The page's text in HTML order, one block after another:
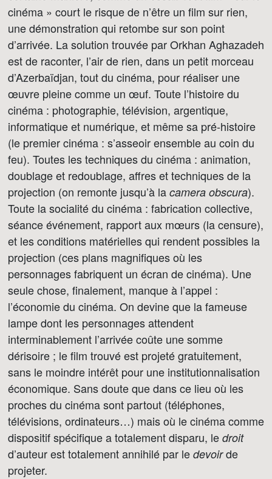
cinéma » court le risque de n’être un film sur rien,
une démonstration qui retombe sur son point
d’arrivée. La solution trouvée par Orkhan Aghazadeh
est de raconter, l’air de rien, dans un petit morceau
d’Azerbaïdjan, tout du cinéma, pour réaliser une
œuvre pleine comme un œuf. Toute l’histoire du
cinéma : photographie, télévision, argentique,
informatique et numérique, et même sa pré-histoire
(le premier cinéma : s’asseoir ensemble au coin du
feu). Toutes les techniques du cinéma : animation,
doublage et redoublage, affres et techniques de la
projection (on remonte jusqu’à la camera obscura).
Toute la socialité du cinéma : fabrication collective,
séance événement, rapport aux mœurs (la censure),
et les conditions matérielles qui rendent possibles la
projection (ces plans magnifiques où les
personnages fabriquent un écran de cinéma). Une
seule chose, finalement, manque à l’appel :
l’économie du cinéma. On devine que la fameuse
lampe dont les personnages attendent
interminablement l’arrivée coûte une somme
dérisoire ; le film trouvé est projeté gratuitement,
sans le moindre intérêt pour une institutionnalisation
économique. Sans doute que dans ce lieu où les
proches du cinéma sont partout (téléphones,
télévisions, ordinateurs…) mais où le cinéma comme
dispositif spécifique a totalement disparu, le droit
d’auteur est totalement annihilé par le devoirde
projeter.